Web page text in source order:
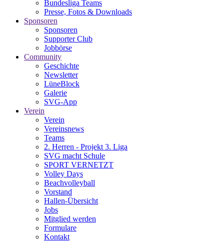
Bundesliga Teams
Presse, Fotos & Downloads
Sponsoren
Sponsoren
Supporter Club
Jobbörse
Community
Geschichte
Newsletter
LüneBlock
Galerie
SVG-App
Verein
Verein
Vereinsnews
Teams
2. Herren - Projekt 3. Liga
SVG macht Schule
SPORT VERNETZT
Volley Days
Beachvolleyball
Vorstand
Hallen-Übersicht
Jobs
Mitglied werden
Formulare
Kontakt